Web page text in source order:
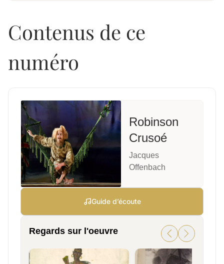
Contenus de ce
numéro
Robinson
Crusoé
Jacques
Offenbach
Guide d’écoute
Regards sur l'oeuvre